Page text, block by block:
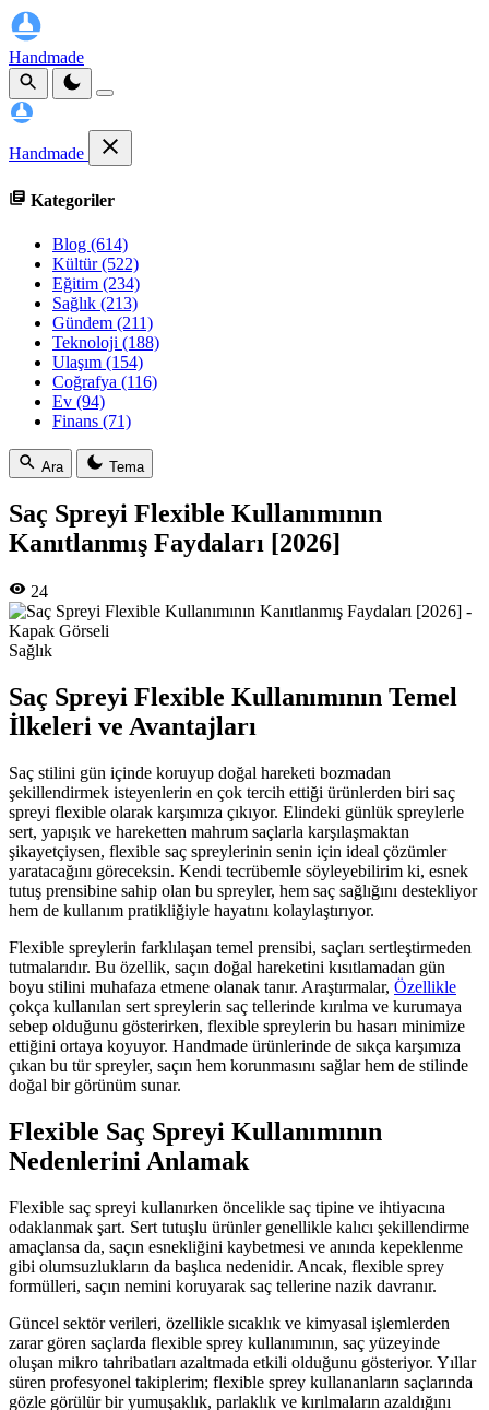
Handmade
Handmade
Kategoriler
Blog (614)
Kültür(522)
Eğitim (234)
Sağlık (213)
Gündem (211)
Teknoloji (188)
Ulaşım (154)
Coğrafya (116)
Ev (94)
Finans (71)
Ara Tema
Saç Spreyi Flexible Kullanımının
Kanıtlanmış Faydaları [2026]
24
Sağlık
Saç Spreyi Flexible Kullanımının Temel
İlkeleri ve Avantajları
Saç stilini gün içinde koruyup doğal hareketi bozmadan
şekillendirmek isteyenlerin en çok tercih ettiği ürünlerden biri saç
spreyi flexible olarak karşımıza çıkıyor. Elindeki günlük spreylerle
sert, yapışık ve hareketten mahrum saçlarla karşılaşmaktan
şikayetçiysen, flexible saç spreylerinin senin için ideal çözümler
yaratacağını göreceksin. Kendi tecrübemle söyleyebilirim ki, esnek
tutuş prensibine sahip olan bu spreyler, hem saç sağlığını destekliyor
hem de kullanım pratikliğiyle hayatını kolaylaştırıyor.
Flexible spreylerin farklılaşan temel prensibi, saçları sertleştirmeden
tutmalarıdır. Bu özellik, saçın doğal hareketini kısıtlamadan gün
boyu stilini muhafaza etmene olanak tanır. Araştırmalar, Özellikle
çokça kullanılan sert spreylerin saç tellerinde kırılma ve kurumaya
sebep olduğunu gösterirken, flexible spreylerin bu hasarı minimize
ettiğini ortaya koyuyor. Handmade ürünlerinde de sıkça karşımıza
çıkan bu tür spreyler, saçın hem korunmasını sağlar hem de stilinde
doğal bir görünüm sunar.
Flexible Saç Spreyi Kullanımının
Nedenlerini Anlamak
Flexible saç spreyi kullanırken öncelikle saç tipine ve ihtiyacına
odaklanmak şart. Sert tutuşlu ürünler genellikle kalıcı şekillendirme
amaçlansa da, saçın esnekliğini kaybetmesi ve anında kepeklenme
gibi olumsuzlukların da başlıca nedenidir. Ancak, flexible sprey
formülleri, saçın nemini koruyarak saç tellerine nazik davranır.
Güncel sektör verileri, özellikle sıcaklık ve kimyasal işlemlerden
zarar gören saçlarda flexible sprey kullanımının, saç yüzeyinde
oluşan mikro tahribatları azaltmada etkili olduğunu gösteriyor. Yıllar
süren profesyonel takiplerim; flexible sprey kullananların saçlarında
gözle görülür bir yumuşaklık, parlaklık ve kırılmaların azaldığını